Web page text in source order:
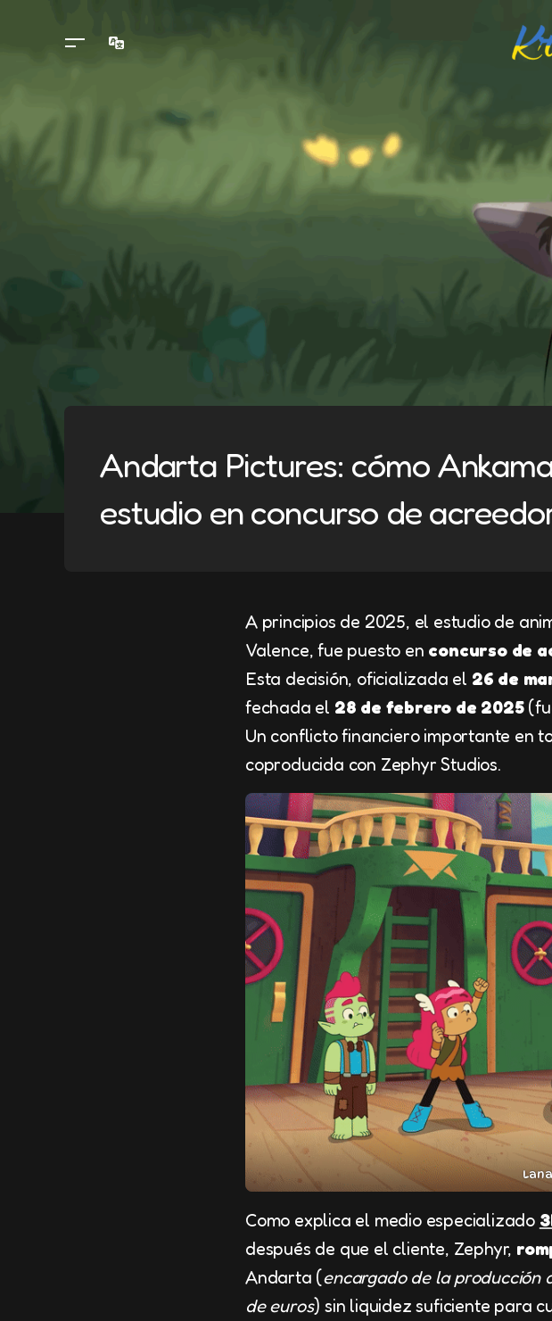
Idiomas
Andarta Pictures: cómo
estudio en concurso de
A principios de 2025, el estudio de
Valence, fue puesto en concurso de
Esta decisión, oficializada el 26 de
fechada el 28 de febrero de 2025
Un conflicto financiero importante en
coproducida con Zephyr Studios.
Como explica el medio especializado
después de que el cliente, Zephyr,
Andarta (encargado de la producción
de euros) sin liquidez suficiente para